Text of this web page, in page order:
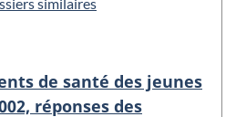
de santé des jeunes
réponses des